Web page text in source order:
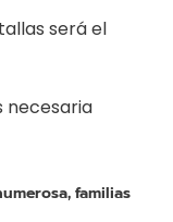
será el
necesaria
, familias